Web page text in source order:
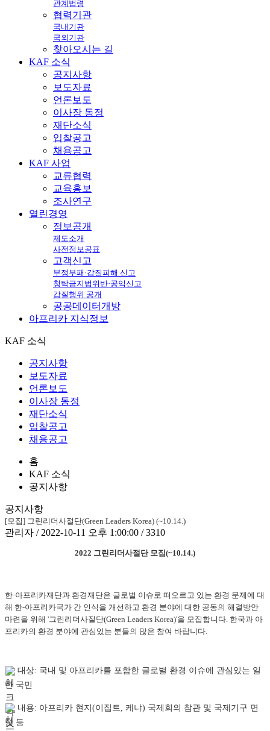
관계법령
협력기관
국내기관
국외기관
찾아오시는 길
KAF 소식
공지사항
보도자료
언론보도
이사장 동정
재단소식
입찰공고
채용공고
KAF 사업
교류협력
교육홍보
조사연구
열린경영
정보공개
제도소개
사전정보공표
고객신고
부정부패·갑질피해 신고
청탁금지법위반·공익신고
갑질행위 공개
공공데이터개방
아프리카 지식정보
KAF 소식
공지사항
보도자료
언론보도
이사장 동정
재단소식
입찰공고
채용공고
홈
KAF 소식
공지사항
공지사항
[모집] 그린리더사절단(Green Leaders Korea) (~10.14.)
관리자 / 2022-10-11 오후 1:00:00 / 3310
2022 그린리더사절단 모집(~10.14.)
한·아프리카재단과 환경재단은 글로벌 이슈로 떠오르고 있는 환경 문제에 대
해 한-아프리카국가 간 인식을 개선하고 환경 분야에 대한 공동의 해결방안
마련을 위해 '그린리더사절단(Green Leaders Korea)'을 모집합니다. 한국과 아
프리카의 환경 분야에 관심있는 분들의 많은 참여 바랍니다.
대상: 국내 및 아프리카를 포함한 글로벌 환경 이슈에 관심있는 일
반 국민
내용: 아프리카 현지 (이집트 케냐) 국제회의 참관 및 국제기구 면
담 등